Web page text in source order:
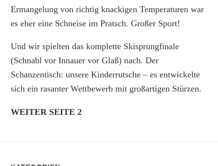
Ermangelung von richtig knackigen Temperaturen war
es eher eine Schneise im Pratsch. Großer Sport!
Und wir spielten das komplette Skisprungfinale
(Schnabl vor Innauer vor Glaß) nach. Der
Schanzentisch: unsere Kinderrutsche – es entwickelte
sich ein rasanter Wettbewerb mit großartigen Stürzen.
WEITER SEITE 2